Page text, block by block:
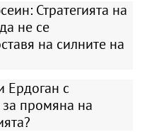
Стратегията на
не се
на силните на
Ердоган с
промяна на